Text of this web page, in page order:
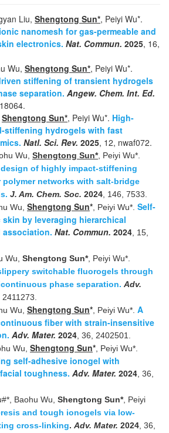
Liu, Shengtong Sun*, Peiyi Wu*.
nanomesh for gas-permeable and
electronics. Nat. Commun. 2025, 16,
Wu, Shengtong Sun*, Peiyi Wu*.
stiffening of transient hydrogels
separation. Angew. Chem. Int. Ed.
Shengtong Sun*, Peiyi Wu*. High-
stiffening hydrogels with fast
Natl. Sci. Rev. 2025, 12, nwaf072.
Wu, Shengtong Sun*, Peiyi Wu*.
of highly impact-stiffening
polymer networks with salt-bridge
J. Am. Chem. Soc. 2024, 146, 7533.
Wu, Shengtong Sun*, Peiyi Wu*. Self-
by leveraging hierarchical
association. Nat. Commun. 2024, 15,
Wu, Shengtong Sun*, Peiyi Wu*.
switchable fluorogels through
phase separation. Adv.
2411273.
Wu, Shengtong Sun*, Peiyi Wu*. A
fiber with strain-insensitive
Adv. Mater. 2024, 36, 2402501.
Wu, Shengtong Sun*, Peiyi Wu*.
self-adhesive ionogel with
toughness. Adv. Mater. 2024, 36,
Baohu Wu, Shengtong Sun*, Peiyi
and tough ionogels via low-
cross-linking. Adv. Mater. 2024, 36,